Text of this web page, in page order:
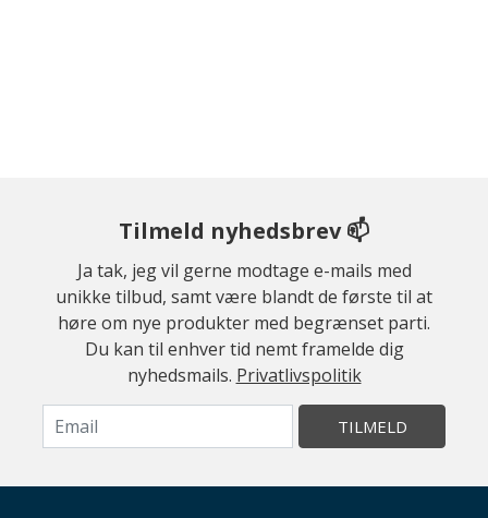
Tilmeld nyhedsbrev 📫
Ja tak, jeg vil gerne modtage e-mails med
unikke tilbud, samt være blandt de første til at
høre om nye produkter med begrænset parti.
Du kan til enhver tid nemt framelde dig
nyhedsmails. Privatlivspolitik
TILMELD